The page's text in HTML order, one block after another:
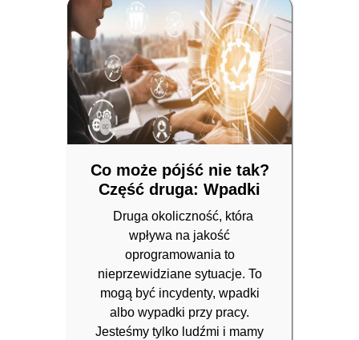
Co może pójść nie tak?
Część druga: Wpadki
Druga okoliczność, która
wpływa na jakość
oprogramowania to
nieprzewidziane sytuacje. To
mogą być incydenty, wpadki
albo wypadki przy pracy.
Jesteśmy tylko ludźmi i mamy